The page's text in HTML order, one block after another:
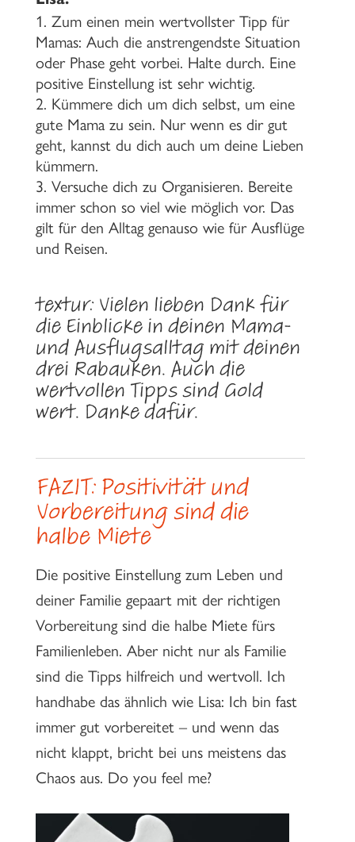
Zum einen mein wertvollster Tipp für
Mamas: Auch die anstrengendste Situation
oder Phase geht vorbei. Halte durch. Eine
positive Einstellung ist sehr wichtig.
Kümmere dich um dich selbst, um eine
gute Mama zu sein. Nur wenn es dir gut
geht, kannst du dich auch um deine Lieben
kümmern.
Versuche dich zu Organisieren. Bereite
immer schon so viel wie möglich vor. Das
gilt für den Alltag genauso wie für Ausflüge
und Reisen.
textur:Vielen lieben Dank für
die Einblicke in deinen Mama-
und Ausflugsalltag mit deinen
drei Rabauken. Auch die
wertvollen Tipps sind Gold
wert. Danke dafür.
FAZIT: Positivität und
Vorbereitung sind die
halbe Miete
Die positive Einstellung zum Leben und
deiner Familie gepaart mit der richtigen
Vorbereitung sind die halbe Miete fürs
Familienleben. Aber nicht nur als Familie
sind die Tipps hilfreich und wertvoll. Ich
handhabe das ähnlich wie Lisa: Ich bin fast
immer gut vorbereitet – und wenn das
nicht klappt, bricht bei uns meistens das
Chaos aus. Do you feel me?